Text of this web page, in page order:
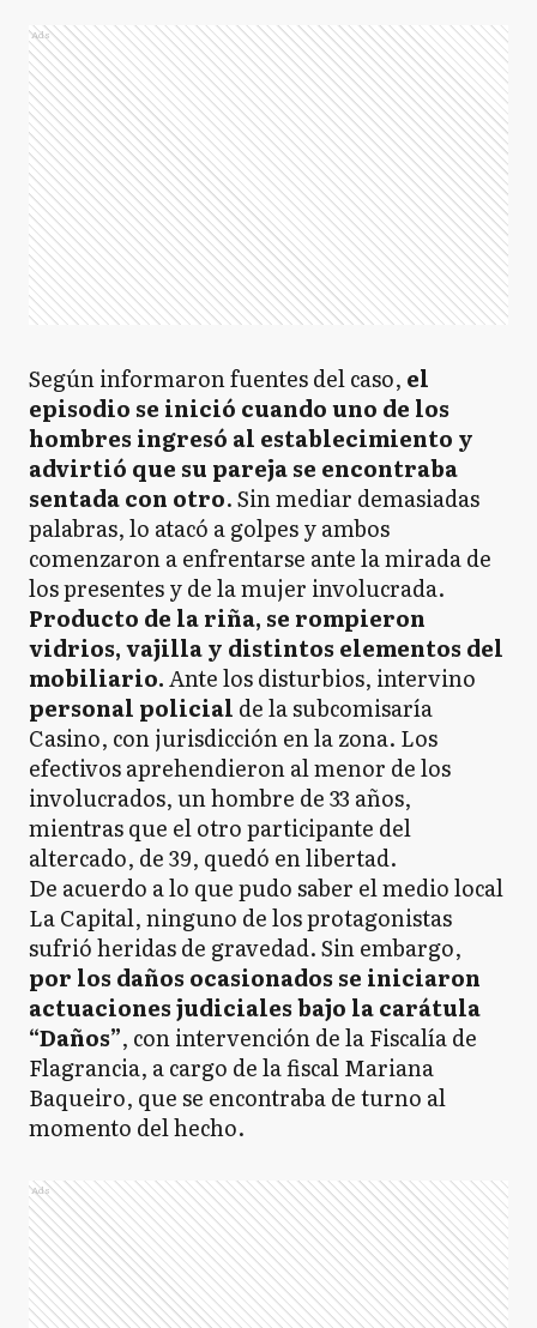
Ads
Según informaron fuentes del caso, el
episodio se inició cuando uno de los
hombres ingresó al establecimiento y
advirtió que su pareja se encontraba
sentada con otro. Sin mediar demasiadas
palabras, lo atacó a golpes y ambos
comenzaron a enfrentarse ante la mirada de
los presentes y de la mujer involucrada.
Producto de la riña, se rompieron
vidrios, vajilla y distintos elementos del
mobiliario.Ante los disturbios, intervino
personal policial de la subcomisaría
Casino, con jurisdicción en la zona. Los
efectivos aprehendieron al menor de los
involucrados, un hombre de 33 años,
mientras que el otro participante del
altercado, de 39, quedó en libertad.
De acuerdo a lo que pudo saber el medio local
La Capital, ninguno de los protagonistas
sufrió heridas de gravedad. Sin embargo,
por los daños ocasionados se iniciaron
actuaciones judiciales bajo la carátula
“Daños”, con intervención de la Fiscalía de
Flagrancia, a cargo de la fiscal Mariana
Baqueiro, que se encontraba de turno al
momento del hecho.
Ads